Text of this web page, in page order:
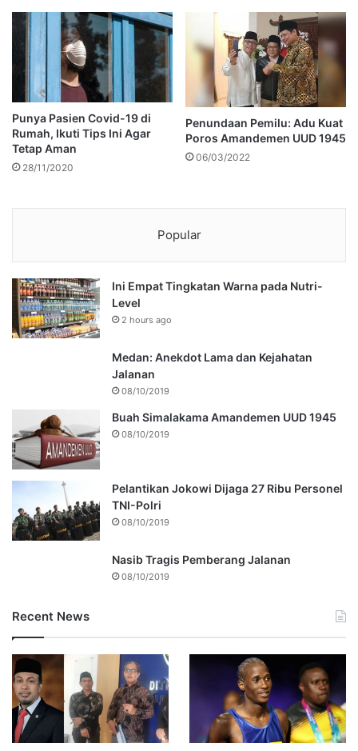
Punya Pasien Covid-19 di
Rumah, Ikuti Tips Ini Agar
Tetap Aman
28/11/2020
Penundaan Pemilu: Adu Kuat
Poros Amandemen UUD 1945
06/03/2022
Popular
Ini Empat Tingkatan Warna pada Nutri-
Level
2 hours ago
Medan: Anekdot Lama dan Kejahatan
Jalanan
08/10/2019
Buah Simalakama Amandemen UUD 1945
08/10/2019
Pelantikan Jokowi Dijaga 27 Ribu Personel
TNI-Polri
08/10/2019
Nasib Tragis Pemberang Jalanan
08/10/2019
Recent News